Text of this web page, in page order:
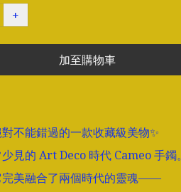
+
加至購物車
不能錯過的一款收藏級美物✨
見的 Art Deco 時代 Cameo 手鐲。
完美融合了兩個時代的靈魂——